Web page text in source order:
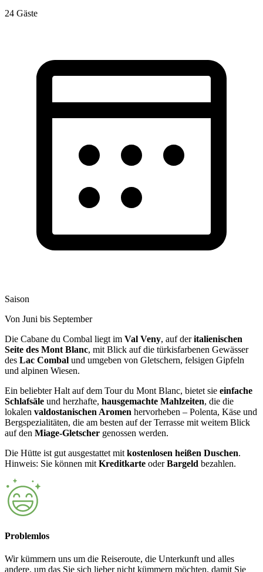
24 Gäste
Saison
Von Juni bis September
Die Cabane du Combal liegt im Val Veny, auf deritalienischen
Seite des Mont Blanc, mit Blick auf die türkisfarbenen Gewässer
des Lac Combal und umgeben von Gletschern, felsigen Gipfeln
und alpinen Wiesen.
Ein beliebter Halt auf dem Tour du Mont Blanc, bietet sie einfache
Schlafsäle und herzhafte, hausgemachte Mahlzeiten, die die
lokalen valdostanischen Aromen hervorheben – Polenta, Käse und
Bergspezialitäten, die am besten auf der Terrasse mit weitem Blick
auf den Miage-Gletscher genossen werden.
Die Hütte ist gut ausgestattet mit kostenlosen heißen Duschen.
Hinweis: Sie können mit Kreditkarte oderBargeld bezahlen.
Problemlos
Wir kümmern uns um die Reiseroute, die Unterkunft und alles
andere, um das Sie sich lieber nicht kümmern möchten, damit Sie